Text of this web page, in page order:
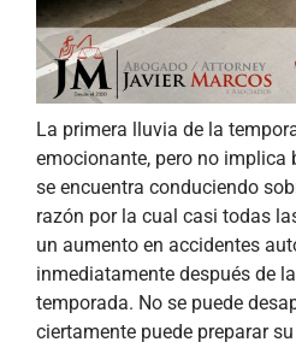
La primera lluvia de la
emocionante, pero no implica
se encuentra conduciendo
razón por la cual casi todas
un aumento en accidentes
inmediatamente después de
temporada. No se puede
ciertamente puede preparar